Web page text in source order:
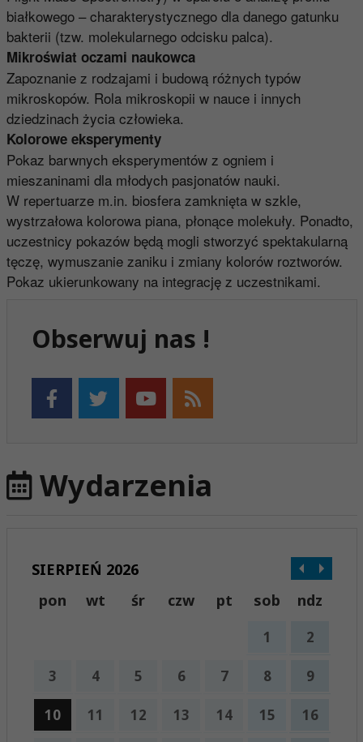
białkowego – charakterystycznego dla danego gatunku
bakterii (tzw. molekularnego odcisku palca).
Mikroświat oczami naukowca
Zapoznanie z rodzajami i budową różnych typów
mikroskopów. Rola mikroskopii w nauce i innych
dziedzinach życia człowieka.
Kolorowe eksperymenty
Pokaz barwnych eksperymentów z ogniem i
mieszaninami dla młodych pasjonatów nauki.
W repertuarze m.in. biosfera zamknięta w szkle,
wystrzałowa kolorowa piana, płonące molekuły. Ponadto,
uczestnicy pokazów będą mogli stworzyć spektakularną
tęczę, wymuszanie zaniku i zmiany kolorów roztworów.
Pokaz ukierunkowany na integrację z uczestnikami.
Obserwuj nas !
Wydarzenia
SIERPIEŃ 2026
pon
wt śr czw pt sob ndz
1 2
3 4 5 6 7 8 9
10 11 12 13 14 15 16